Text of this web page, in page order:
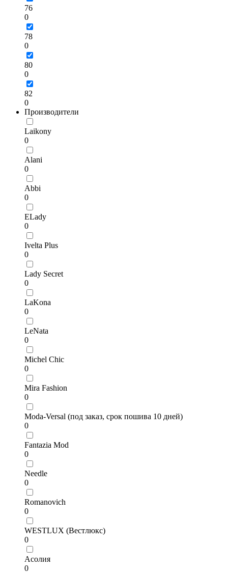
76
0
78
0
80
0
82
0
Производители
Laikony
0
Alani
0
Abbi
0
ELady
0
Ivelta Plus
0
Lady Secret
0
LaKona
0
LeNata
0
Michel Chic
0
Mira Fashion
0
Moda-Versal (под заказ, срок пошива 10 дней)
0
Fantazia Mod
0
Needle
0
Romanovich
0
WESTLUX (Вестлюкс)
0
Асолия
0